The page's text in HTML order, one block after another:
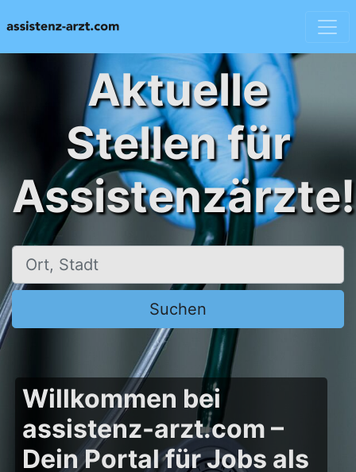
Aktuelle
Stellen für
Assistenzärzte!
Ort, Stadt
Suchen
Willkommen bei
assistenz-arzt.com –
Dein Portal für Jobs als